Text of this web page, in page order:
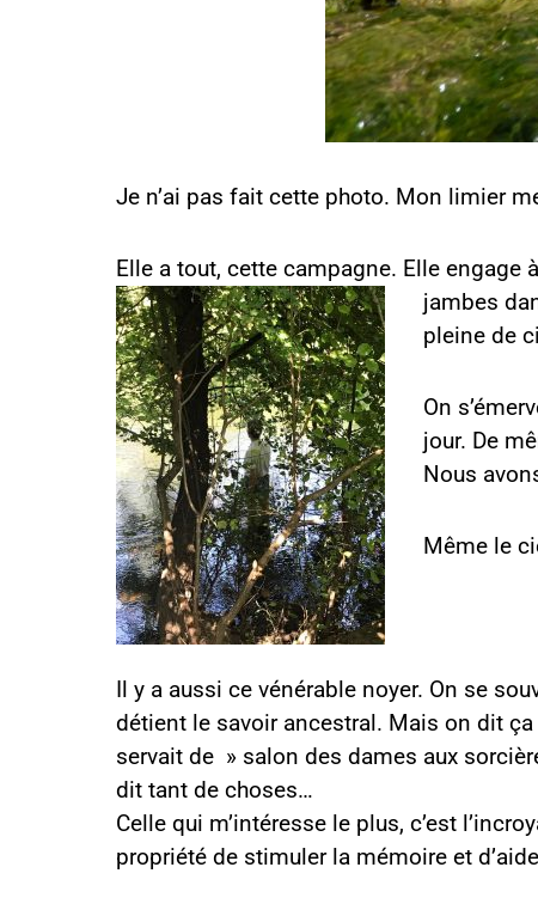
Je n’ai pas fait cette photo. Mon limier
Elle a tout, cette campagne. Elle engage
jambes
pleine de
On
jour. De
Nous
Même le
Il y a aussi ce vénérable noyer. On se
détient le savoir ancestral. Mais on dit
servait de » salon des dames aux
dit tant de choses…
Celle qui m’intéresse le plus, c’est
propriété de stimuler la mémoire et